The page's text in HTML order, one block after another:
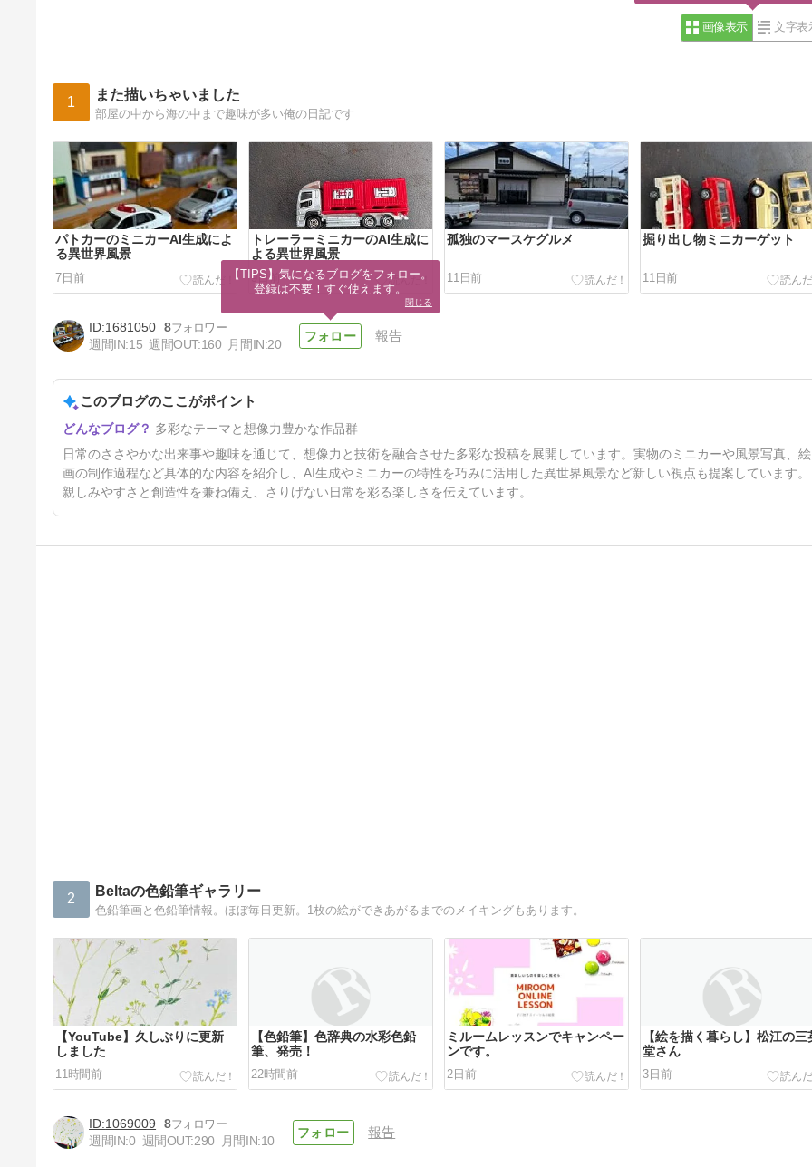
画像表示 文字表
1 また描いちゃいました
部屋の中から海の中まで趣味が多い俺の日記です
パトカーのミニカーAI生成によ
る異世界風景
7日前
トレーラーミニカーのAI生成に
よる異世界風景
9日前
孤独のマースケグルメ
11日前
掘り出し物ミニカーゲット
11日前
茗荷の収穫
15日前
1681050 8
週間IN:15 週間OUT:160 月間IN:20
報告
このブログのここがポイント
多彩なテーマと想像力豊かな作品群
日常のささやかな出来事や趣味を通じて、想像力と技術を融合させた多彩な投稿を展開しています。実物のミニカーや風景写真、絵
画の制作過程など具体的な内容を紹介し、AI生成やミニカーの特性を巧みに活用した異世界風景など新しい視点も提案しています。
親しみやすさと創造性を兼ね備え、さりげない日常を彩る楽しさを伝えています。
2 Beltaの色鉛筆ギャラリー
色鉛筆画と色鉛筆情報。ほぼ毎日更新。1枚の絵ができあがるまでのメイキングもあります。
【YouTube】久しぶりに更新
しました
11時間前
【色鉛筆】色辞典の水彩色鉛
筆、発売！
22時間前
ミルームレッスンでキャンペー
ンです。
2日前
【絵を描く暮らし】松江の三
堂さん
3日前
1069009
8
週間IN:0 週間OUT:290 月間IN:10
報告
【TIPS】気になるブログをフォロー。
登録は不要！すぐ使えます。
閉じる